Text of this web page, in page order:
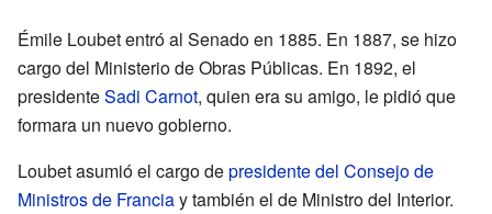
Émile Loubet entró al Senado en 1885. En 1887, se hizo
cargo del Ministerio de Obras Públicas. En 1892, el
presidenteSadi Carnot, quien era su amigo, le pidió que
formara un nuevo gobierno.
Loubet asumió el cargo depresidente del Consejo de
Ministros de Franciay también el de Ministro del Interior.